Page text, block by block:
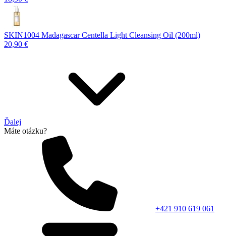
SKIN1004 Madagascar Centella Light Cleansing Oil (200ml)
20,90 €
Ďalej
Máte otázku?
+421 910 619 061